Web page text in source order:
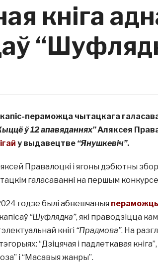
кніга
пераможца чытацкага
ў 12 апавяданнях”Аляксея
у выдавецтве “Янушкевіч”.
Правалоцкі і ягоны дэбютны
галасаванні на першым конкурсе,
годзе былі абвешчаныя
“Шуфлядка”, які праводзіцца
кнігі “Прадмова”. На
“Дзіцячая і падлеткавая
і “Масавыя жанры”.